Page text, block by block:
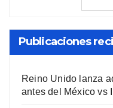
Publicaciones
Reino Unido lanza
antes del México vs